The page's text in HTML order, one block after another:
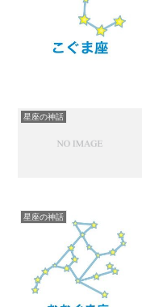
星座の神話
星座の神話